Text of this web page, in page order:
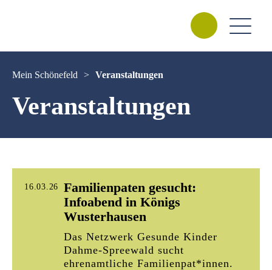
Mein Schönefeld > Veranstaltungen
Veranstaltungen
16.03.26
Familienpaten gesucht:
Infoabend in Königs
Wusterhausen
Das Netzwerk Gesunde Kinder
Dahme-Spreewald sucht
ehrenamtliche Familienpat*innen.